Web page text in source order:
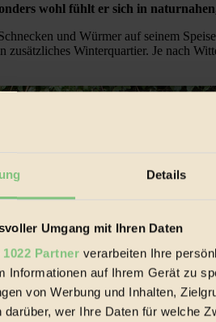
Details
Umgang mit Ihren Daten
1022 Partner verarbeiten Ihre
Informationen auf Ihrem Gerät zu
von Werbung und Inhalten,
darüber, wer Ihre Daten für welche
wohl fühlt er sich in
und Würmer auf seinem
zusätzliches Winterquartier. Je nach